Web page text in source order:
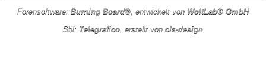
Forensoftware: Burning Board®, entwickelt von WoltLab® GmbH
Stil: Telegrafico, erstellt von cls-design